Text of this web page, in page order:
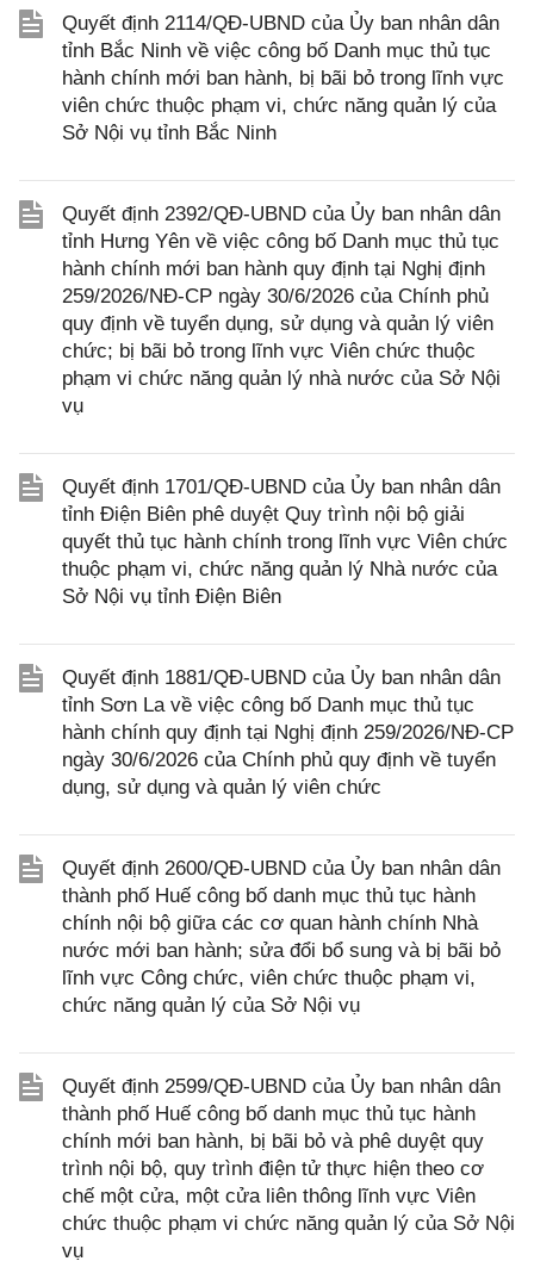
Quyết định 2114/QĐ-UBND của Ủy ban nhân dân
tỉnh Bắc Ninh về việc công bố Danh mục thủ tục
hành chính mới ban hành, bị bãi bỏ trong lĩnh vực
viên chức thuộc phạm vi, chức năng quản lý của
Sở Nội vụ tỉnh Bắc Ninh
Quyết định 2392/QĐ-UBND của Ủy ban nhân dân
tỉnh Hưng Yên về việc công bố Danh mục thủ tục
hành chính mới ban hành quy định tại Nghị định
259/2026/NĐ-CP ngày 30/6/2026 của Chính phủ
quy định về tuyển dụng, sử dụng và quản lý viên
chức; bị bãi bỏ trong lĩnh vực Viên chức thuộc
phạm vi chức năng quản lý nhà nước của Sở Nội
vụ
Quyết định 1701/QĐ-UBND của Ủy ban nhân dân
tỉnh Điện Biên phê duyệt Quy trình nội bộ giải
quyết thủ tục hành chính trong lĩnh vực Viên chức
thuộc phạm vi, chức năng quản lý Nhà nước của
Sở Nội vụ tỉnh Điện Biên
Quyết định 1881/QĐ-UBND của Ủy ban nhân dân
tỉnh Sơn La về việc công bố Danh mục thủ tục
hành chính quy định tại Nghị định 259/2026/NĐ-CP
ngày 30/6/2026 của Chính phủ quy định về tuyển
dụng, sử dụng và quản lý viên chức
Quyết định 2600/QĐ-UBND của Ủy ban nhân dân
thành phố Huế công bố danh mục thủ tục hành
chính nội bộ giữa các cơ quan hành chính Nhà
nước mới ban hành; sửa đổi bổ sung và bị bãi bỏ
lĩnh vực Công chức, viên chức thuộc phạm vi,
chức năng quản lý của Sở Nội vụ
Quyết định 2599/QĐ-UBND của Ủy ban nhân dân
thành phố Huế công bố danh mục thủ tục hành
chính mới ban hành, bị bãi bỏ và phê duyệt quy
trình nội bộ, quy trình điện tử thực hiện theo cơ
chế một cửa, một cửa liên thông lĩnh vực Viên
chức thuộc phạm vi chức năng quản lý của Sở Nội
vụ